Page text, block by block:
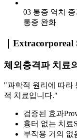
03 통증 역치
통증 완화
｜Extracorporeal
체외충격파 치료
"과학적 원리에 따라
적 치료입니다."
검증된 효과
흉터 없는 치료
부작용 거의 없